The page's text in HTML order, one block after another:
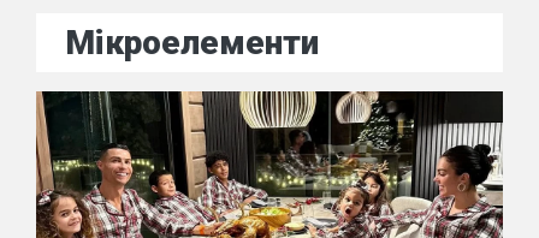
Мікроелементи